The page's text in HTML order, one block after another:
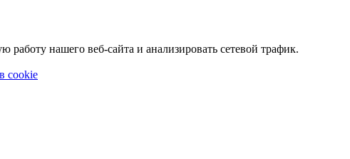
нашего веб-сайта и анализировать сетевой трафик.
cookie